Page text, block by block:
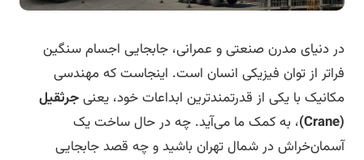
در دنیای مدرن صنعتی و عمرانی، جابجایی اجسام سنگین
فراتر از توان فیزیکی انسان است. اینجاست که مهندسی
مکانیک با یکی از قدرتمندترین ابداعات خود، یعنیجرثقیل
(Crane)
، به کمک ما می‌آید. چه در حال ساخت یک
آسمان‌خراش در شمال تهران باشید و چه قصد جابجایی